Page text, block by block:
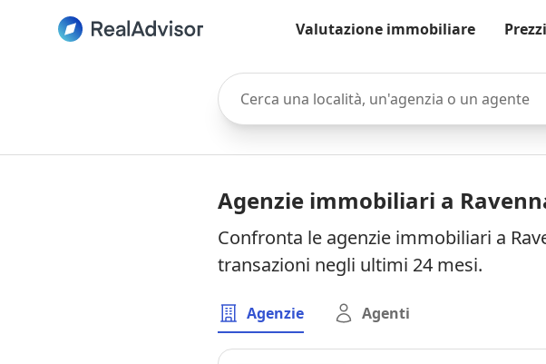
Valutazione immobiliare
Cerca una località, un'agenzia o un agente
Agenzie immobiliari a
Confronta le agenzie immobiliari a
transazioni negli ultimi 24 mesi.
Agenzie Agenti